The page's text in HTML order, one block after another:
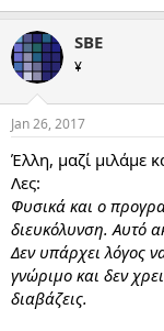
SBE
¥
Jan 26, 2017
Έλλη, μαζί μιλάμε
Λες:
Φυσικά και ο
διευκόλυνση. Αυτό
Δεν υπάρχει λόγος
γνώριμο και δεν
διαβάζεις.